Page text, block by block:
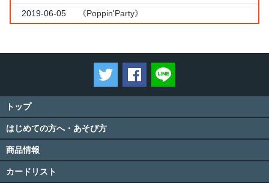
2019-06-05
《Poppin'Party》
ツイートするFacebookでシェアする
トップ
はじめての方へ・あそび方
商品情報
カードリスト